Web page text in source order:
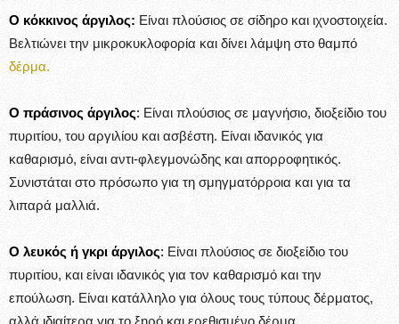
Ο κόκκινος άργιλος: Είναι πλούσιος σε σίδηρο και ιχνοστοιχεία.
Βελτιώνει την μικροκυκλοφορία και δίνει λάμψη στο θαμπό
δέρμα.
Ο πράσινος άργιλος: Είναι πλούσιος σε μαγνήσιο, διοξείδιο του
πυριτίου, του αργιλίου και ασβέστη. Είναι ιδανικός για
καθαρισμό, είναι αντι-φλεγμονώδης και απορροφητικός.
Συνιστάται στο πρόσωπο για τη σμηγματόρροια και για τα
λιπαρά μαλλιά.
Ο λευκός ή γκρι άργιλος: Είναι πλούσιος σε διοξείδιο του
πυριτίου, και είναι ιδανικός για τον καθαρισμό και την
επούλωση. Είναι κατάλληλο για όλους τους τύπους δέρματος,
αλλά ιδιαίτερα για το ξηρό και ερεθισμένο δέρμα.